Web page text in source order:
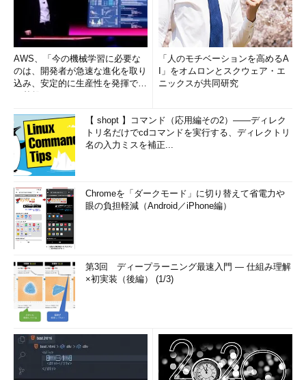
要な場合はPCの再起動までを実行するWSH用の
VBScript（WindowsUpdate.vbs）とWindows PowerShellスクリ
プト（WindowsUpdate.ps1）を書いたことがあります（画面
5）。
Windows Scripting：Windows Updateをスクリプトから
Windows Scripting：Windows Updateをスクリプトから
（WindowsUpdate.ps1）
画面5Windows Updateで更新プログラムを確認、ダウン
ロード、インストールまでを自動的に行う筆者自作（大部分
が別のサンプルのコピペです）のサンプルスクリプト「Win
dowsUpdate.vbs」
これらのスクリプトは、Windows UpdateやMicrosoft Update
で自動選択される推奨の更新プログラムを全てインストールしよ
うとします。4年程前に書いたスクリプトですが、最新の
AWS、「今の機械学習に必要な
のは、開発者が急速な進化を取り
込み、安定的に生産性を発揮でき
「人のモチベーションを高めるA
I」をオムロンとスクウェア・エ
ニックスが共同研究
【 shopt 】コマンド（応用編その2）――ディレク
トリ名だけでcdコマンドを実行する、ディレクトリ
名の入力ミスを補正...
Chromeを「ダークモード」に切り替えて省電力や
眼の負担軽減（Android／iPhone編）
第3回 ディープラーニング最速入門 ― 仕組み理解
×初実装（後編） (1/3)